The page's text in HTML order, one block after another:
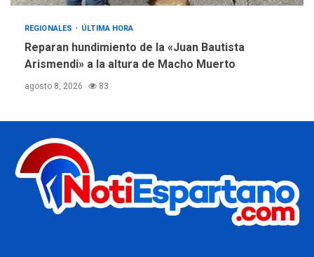
REGIONALES ÚLTIMA HORA
Reparan hundimiento de la «Juan Bautista
Arismendi» a la altura de Macho Muerto
agosto 8, 2026 83